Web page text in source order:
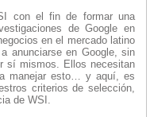
con el fin de formar una
de Google en
en el mercado latino
anunciarse en Google, sin
sí mismos. Ellos necesitan
manejar esto… y aquí, es
criterios de selección,
de WSI.